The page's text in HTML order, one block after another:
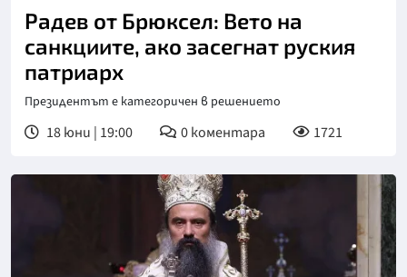
Радев от Брюксел: Вето на
санкциите, ако засегнат руския
патриарх
Президентът е категоричен в решението
18 юни | 19:00 0коментара 1721